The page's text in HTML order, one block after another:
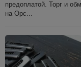
предоплатой. Торг и
на Орс...